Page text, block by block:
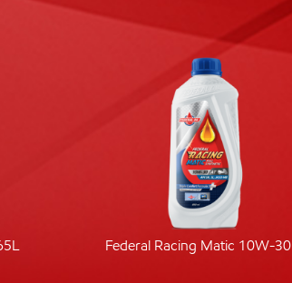
Federal Racing Matic 10W-30